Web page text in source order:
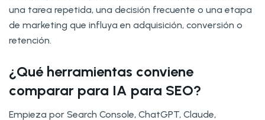
una tarea repetida, una decisión frecuente o una etapa
de marketing que influya en adquisición, conversión o
retención.
¿Qué herramientas conviene
comparar para IA para SEO?
Empieza por Search Console, ChatGPT, Claude,